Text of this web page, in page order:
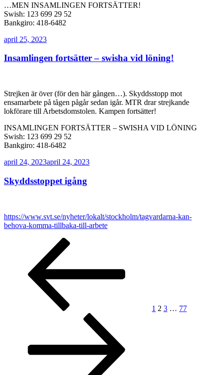
…MEN INSAMLINGEN FORTSÄTTER!
Swish: 123 699 29 52
Bankgiro: 418-6482
Publicerat
april 25, 2023
Insamlingen fortsätter – swisha vid löning!
Strejken är över (för den här gången…). Skyddsstopp mot
ensamarbete på tågen pågår sedan igår. MTR drar strejkande
lokförare till Arbetsdomstolen. Kampen fortsätter!
INSAMLINGEN FORTSÄTTER – SWISHA VID LÖNING
Swish: 123 699 29 52
Bankgiro: 418-6482
Publicerat
april 24, 2023april 24, 2023
Skyddsstoppet igång
https://www.svt.se/nyheter/lokalt/stockholm/tagvardarna-kan-
behova-komma-tillbaka-till-arbete
Sidnumrering
inlägg
1 2 3 … 77